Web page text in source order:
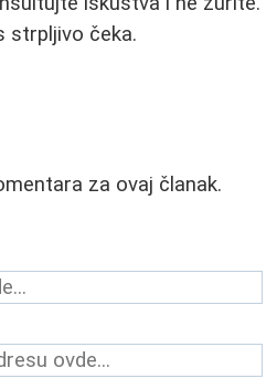
strpljivo čeka.
za ovaj članak.